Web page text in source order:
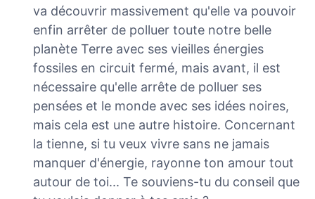
va découvrir massivement qu'elle va pouvoir
enfin arrêter de polluer toute notre belle
planète Terre avec ses vieilles énergies
fossiles en circuit fermé, mais avant, il est
nécessaire qu'elle arrête de polluer ses
pensées et le monde avec ses idées noires,
mais cela est une autre histoire. Concernant
la tienne, si tu veux vivre sans ne jamais
manquer d'énergie, rayonne ton amour tout
autour de toi... Te souviens-tu du conseil que